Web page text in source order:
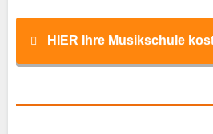
HIER Ihre Musikschule